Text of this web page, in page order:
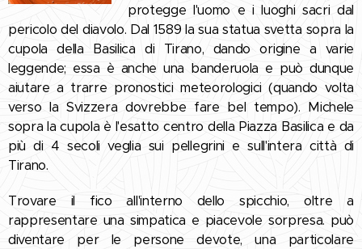
protegge l'uomo e i luoghi sacri dal
pericolo del diavolo. Dal 1589 la sua statua svetta sopra la
cupola della Basilica di Tirano, dando origine a varie
leggende; essa è anche una banderuola e può dunque
aiutare a trarre pronostici meteorologici (quando volta
verso la Svizzera dovrebbe fare bel tempo). Michele
sopra la cupola è l'esatto centro della Piazza Basilica e da
più di 4 secoli veglia sui pellegrini e sull'intera città di
Tirano.
Trovare il fico all'interno dello spicchio, oltre a
rappresentare una simpatica e piacevole sorpresa. può
diventare per le persone devote, una particolare